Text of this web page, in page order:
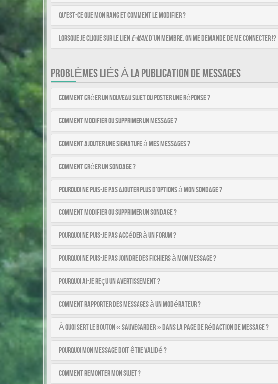
Qu’est-ce que mon rang et comment le modifier ?
Lorsque je clique sur le liene-maild’un membre, on me demande de me connecter !?
PROBLÈMES LIÉS À LA PUBLICATION DE MESSAGES
Comment créer un nouveau sujet ou poster une réponse ?
Comment modifier ou supprimer un message ?
Comment ajouter une signature à mes messages ?
Comment créer un sondage ?
Pourquoi ne puis-je pas ajouter plus d’options à mon sondage ?
Comment modifier ou supprimer un sondage ?
Pourquoi ne puis-je pas accéder à un forum ?
Pourquoi ne puis-je pas joindre des fichiers à mon message ?
Pourquoi ai-je reçu un avertissement ?
Comment rapporter des messages à un modérateur ?
À quoi sert le bouton « Sauvegarder » dans la page de rédaction de message ?
Pourquoi mon message doit être validé ?
Comment remonter mon sujet ?